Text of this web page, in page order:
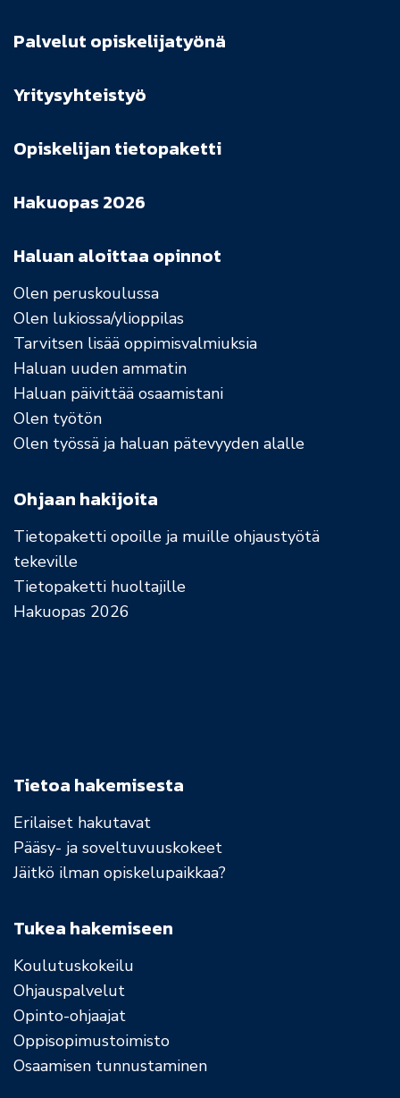
Haluan aloittaa opinnot
Olen peruskoulussa
Olen lukiossa/ylioppilas
Tarvitsen lisää oppimisvalmiuksia
Haluan uuden ammatin
Haluan päivittää osaamistani
Olen työtön
Olen työssä ja haluan pätevyyden alalle
Ohjaan hakijoita
Tietopaketti opoille ja muille ohjaustyötä
tekeville
Tietopaketti huoltajille
Hakuopas 2026
Tietoa hakemisesta
Erilaiset hakutavat
Pääsy- ja soveltuvuuskokeet
Jäitkö ilman opiskelupaikkaa?
Tukea hakemiseen
Koulutuskokeilu
Ohjauspalvelut
Opinto-ohjaajat
Oppisopimustoimisto
Osaamisen tunnustaminen
Palvelut opiskelijatyönä
Yritysyhteistyö
Opiskelijan tietopaketti
Hakuopas 2026